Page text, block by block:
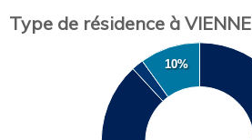
Type de résidence à VIENNE
10%